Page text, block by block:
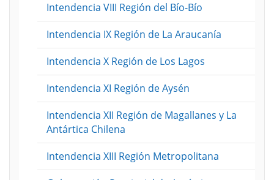
Intendencia VIII Región del Bío-Bío
Intendencia IX Región de La Araucanía
Intendencia X Región de Los Lagos
Intendencia XI Región de Aysén
Intendencia XII Región de Magallanes y La
Antártica Chilena
Intendencia XIII Región Metropolitana